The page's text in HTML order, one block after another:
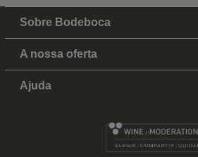
Sobre Bodeboca
A nossa oferta
Ajuda